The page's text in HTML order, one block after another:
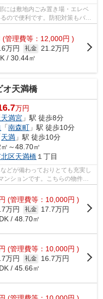
には敷地内ごみ置き場・エレベ
ので便利です。防犯対策もバッ
(管理費等：12,000円 )
万円 礼金 21.2万円
/ 30.44㎡
オ天満橋
万円
満宮 」駅 徒歩8分
「南森町 」駅 徒歩10分
天満 」駅 徒歩10分
～48.70㎡
区天満橋 １丁目
どが備わっておりとても充実し
ションです。こちらの物件は
(管理費等：10,000円 )
万円 礼金
17.7万円
/ 48.70㎡
(管理費等：10,000円 )
万円 礼金
16.7万円
/ 45.66㎡